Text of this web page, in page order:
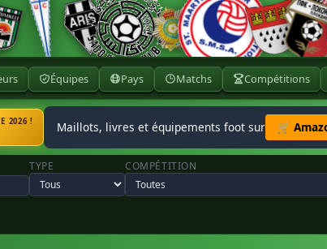
Équipes Pays Matchs Compétitions
2026 ! Maillots, livres et équipements foot sur 🛒
TYPE COMPÉTITION